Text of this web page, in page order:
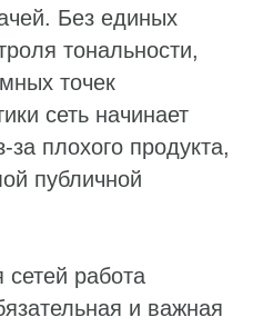
Без единых
тональности,
точек
сеть начинает
за плохого продукта,
публичной
работа
и важная